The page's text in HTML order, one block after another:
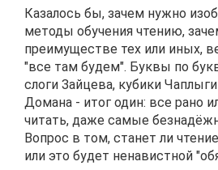
Казалось бы, зачем нужно
методы обучения чтению,
преимуществе тех или иных,
"все там будем". Буквы по
слоги Зайцева, кубики
Домана - итог один: все рано
читать, даже самые
Вопрос в том, станет ли
или это будет ненавистной